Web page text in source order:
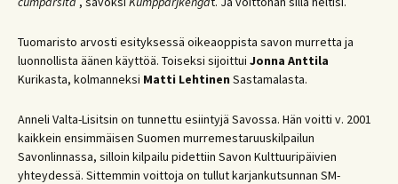
Tuomaristo arvosti esityksessä oikeaoppista savon murretta ja
luonnollista äänen käyttöä. Toiseksi sijoittui Jonna Anttila
Kurikasta, kolmanneksi Matti Lehtinen Sastamalasta.
Anneli Valta-Lisitsin on tunnettu esiintyjä Savossa. Hän voitti v. 2001
kaikkein ensimmäisen Suomen murremestaruuskilpailun
Savonlinnassa, silloin kilpailu pidettiin Savon Kulttuuripäivien
yhteydessä. Sittemmin voittoja on tullut karjankutsunnan SM-